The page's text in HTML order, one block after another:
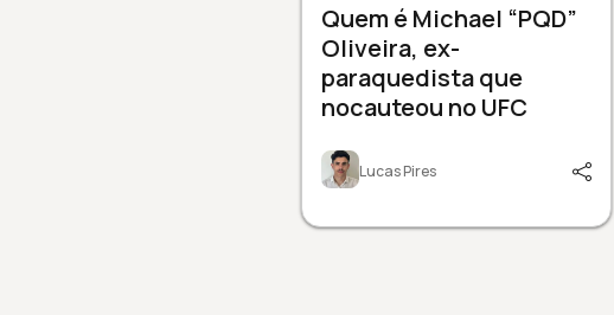
Quem é Michael “PQD”
Oliveira, ex-
paraquedista que
nocauteou no UFC
Lucas Pires